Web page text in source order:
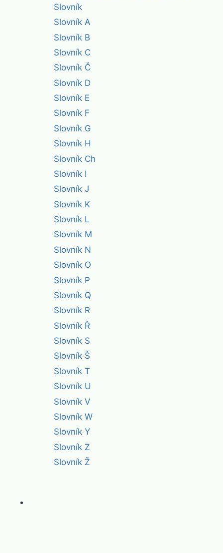
Slovník
Slovník A
Slovník B
Slovník C
Slovník Č
Slovník D
Slovník E
Slovník F
Slovník G
Slovník H
Slovník Ch
Slovník I
Slovník J
Slovník K
Slovník L
Slovník M
Slovník N
Slovník O
Slovník P
Slovník Q
Slovník R
Slovník Ř
Slovník S
Slovník Š
Slovník T
Slovník U
Slovník V
Slovník W
Slovník Y
Slovník Z
Slovník Ž